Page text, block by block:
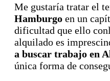
Me gustaría tratar el
Hamburgo en un
dificultad que ello
alquilado es
a buscar trabajo en
única forma de